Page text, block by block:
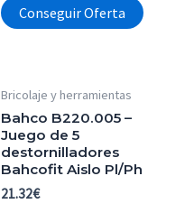
Conseguir Oferta
Bricolaje y herramientas
Bahco B220.005 –
Juego de 5
destornilladores
Bahcofit Aislo Pl/Ph
21.32€